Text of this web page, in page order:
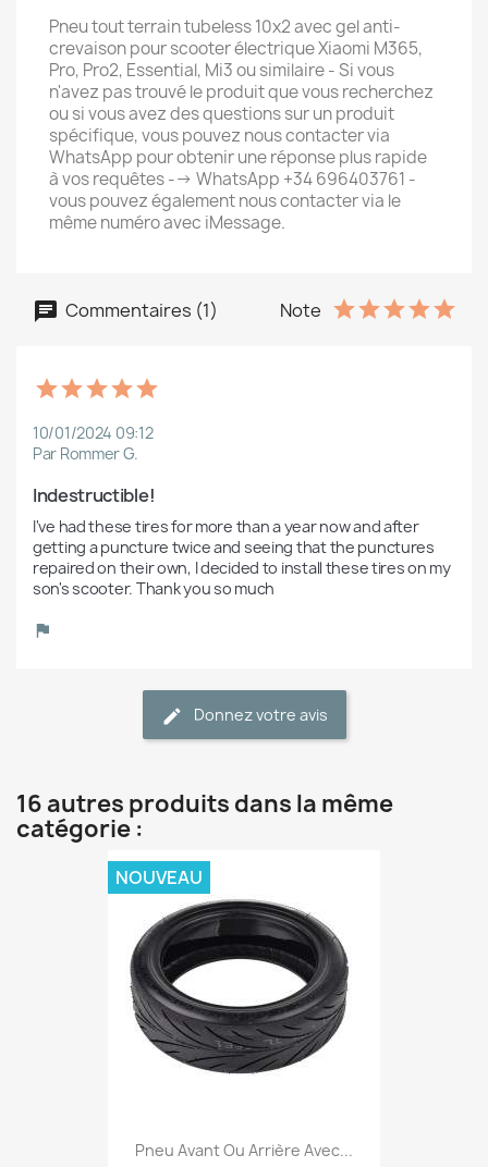
Pneu tout terrain tubeless 10x2 avec gel anti-
crevaison pour scooter électrique Xiaomi M365,
Pro, Pro2, Essential, Mi3 ou similaire - Si vous
n'avez pas trouvé le produit que vous recherchez
ou si vous avez des questions sur un produit
spécifique, vous pouvez nous contacter via
WhatsApp pour obtenir une réponse plus rapide
à vos requêtes --> WhatsApp +34 696403761 -
vous pouvez également nous contacter via le
même numéro avec iMessage.
Commentaires (1) Note
10/01/2024 09:12
Par Rommer G.
Indestructible!
I've had these tires for more than a year now and after
getting a puncture twice and seeing that the punctures
repaired on their own, I decided to install these tires on my
son's scooter. Thank you so much
Donnez votre avis
16 autres produits dans la même
catégorie :
Pneu Avant Ou Arrière Avec...
NOUVEAU